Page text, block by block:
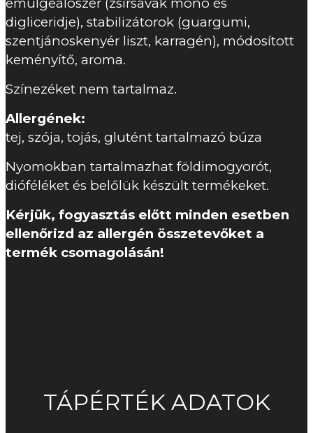
digliceridje), stabilizátorok (guargumi,
szentjánoskenyér liszt, karragén), módosított
keményítő, aroma.
Színezéket nem tartalmaz.
Allergének:
tej, szója, tojás, glutént tartalmazó búza
Nyomokban tartalmazhat földimogyorót,
dióféléket és belőlük készült termékeket.
Kérjük, fogyasztás előtt minden esetben
ellenőrizd az allergén összetevőket a
termék csomagolásán!
TÁPÉRTÉK ADATOK